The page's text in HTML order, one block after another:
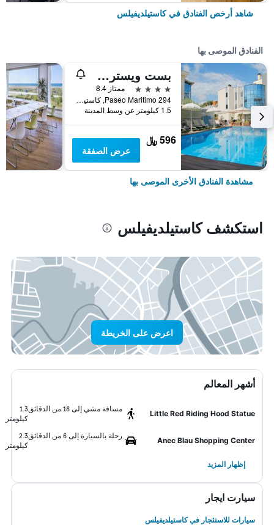
شاهد أرخص الفنادق في كاستيلديفيلس
الفنادق الموصى بها
بست ويسترن هوتل ميديتيرانيو
4 نجوم
ممتاز 8.4
Paseo Maritimo 294, كاستيلديفيلس, كاتالونيا, أسبانيا
1.5 كيلومتر عن وسط المدينة
596 ﷼
عرض الصفقة
مشاهدة الفنادق الأخرى الموصى بها
استكشف كاستيلديفيلس
اعرض على الخريطة
أشهر المعالم
Little Red Riding Hood Statue
مسافة مشي إلى 16 من الدقائق
1.3
كيلومتر
Anec Blau Shopping Center
رحلة بالسيارة إلى 6 من الدقائق
2.3
كيلومتر
إظهار المزيد
سيارت ايجار
سيارات للاستئجار في كاستيلديفيلس